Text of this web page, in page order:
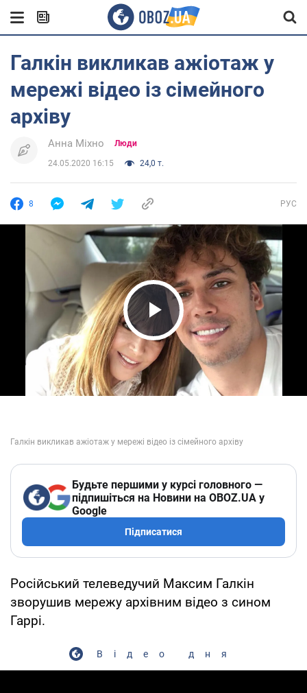
Галкін викликав ажіотаж у
мережі відео із сімейного
архіву
Анна Міхно Люди
24.05.2020 16:15 24,0 т.
8 РУС
Play Video
Будьте першими у курсі головного —
підпишіться на Новини на OBOZ.UA у
Google
Підписатися
Російський телеведучий Максим Галкін
зворушив мережу архівним відео з сином
Гаррі.
Відео дня